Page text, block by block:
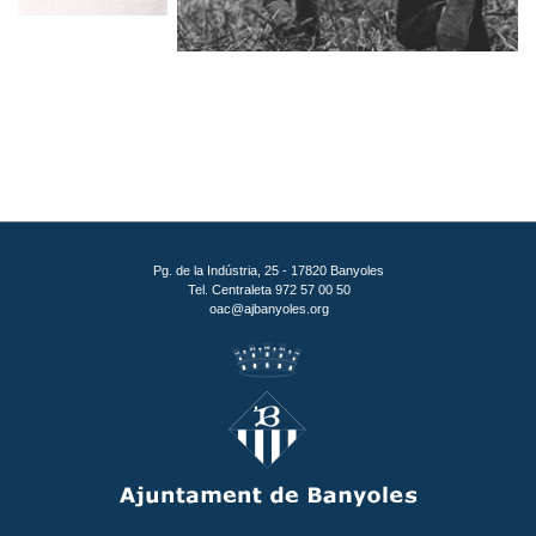
Pg. de la Indústria, 25 - 17820 Banyoles
Tel. Centraleta 972 57 00 50
oac@ajbanyoles.org